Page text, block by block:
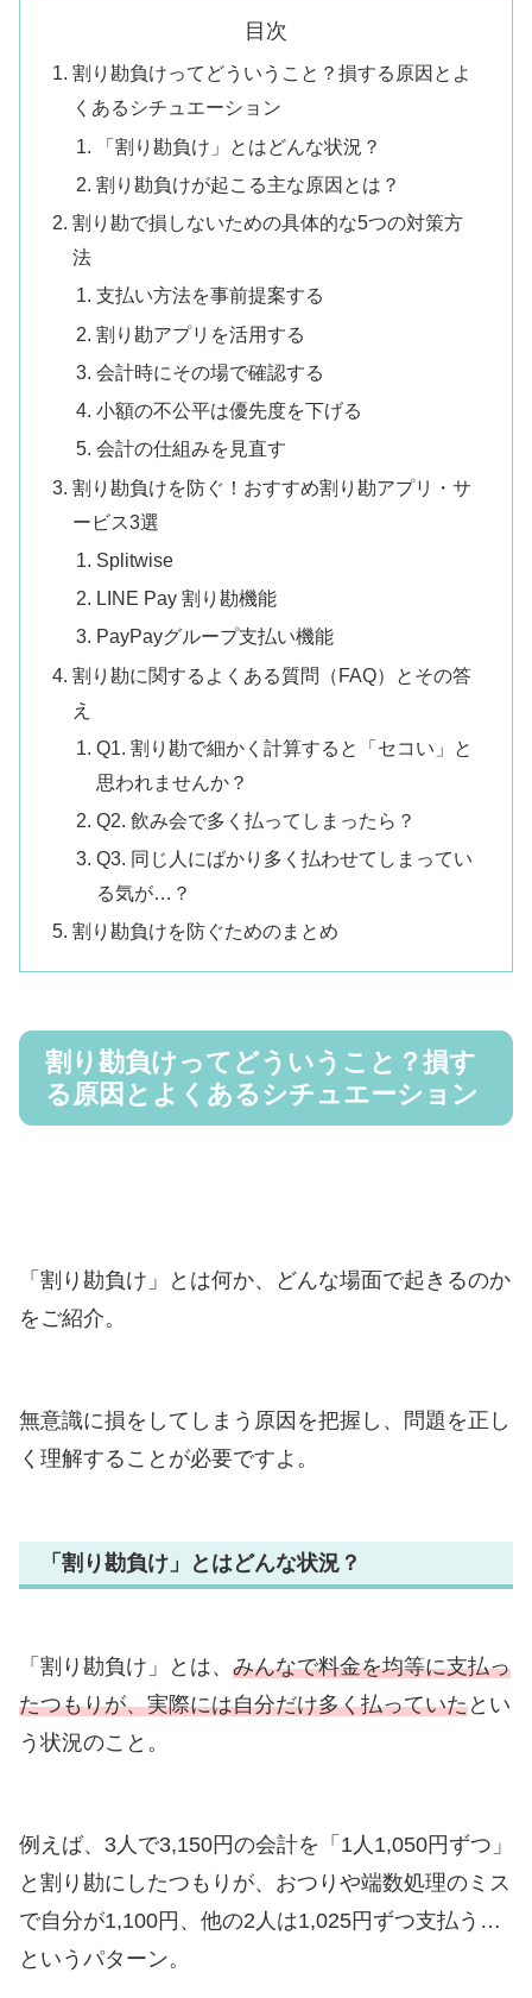
目次
割り勘負けってどういうこと？損する原因とよ
くあるシチュエーション
「割り勘負け」とはどんな状況？
割り勘負けが起こる主な原因とは？
割り勘で損しないための具体的な5つの対策方
法
支払い方法を事前提案する
割り勘アプリを活用する
会計時にその場で確認する
小額の不公平は優先度を下げる
会計の仕組みを見直す
割り勘負けを防ぐ！おすすめ割り勘アプリ・サ
ービス3選
Splitwise
LINE Pay 割り勘機能
PayPayグループ支払い機能
割り勘に関するよくある質問（FAQ）とその答
え
Q1. 割り勘で細かく計算すると「セコい」と
思われませんか？
Q2. 飲み会で多く払ってしまったら？
Q3. 同じ人にばかり多く払わせてしまってい
る気が…？
割り勘負けを防ぐためのまとめ
割り勘負けってどういうこと？損す
る原因とよくあるシチュエーション
「割り勘負け」とは何か、どんな場面で起きるのか
をご紹介。
無意識に損をしてしまう原因を把握し、問題を正し
く理解することが必要ですよ。
「割り勘負け」とはどんな状況？
「割り勘負け」とは、 みんなで料金を均等に支払っ
たつもりが、実際には自分だけ多く払っていたとい
う状況のこと。
例えば、3人で3,150円の会計を「1人1,050円ずつ」
と割り勘にしたつもりが、おつりや端数処理のミス
で自分が1,100円、他の2人は1,025円ずつ支払う…
というパターン。